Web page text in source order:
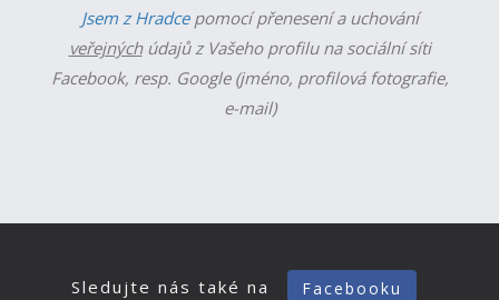
Jsem z Hradcepomocí přenesení a uchování
veřejnýchúdajů z Vašeho profilu na sociální síti
Facebook, resp. Google (jméno, profilová fotografie,
e-mail)
Sledujte nás také na Facebooku